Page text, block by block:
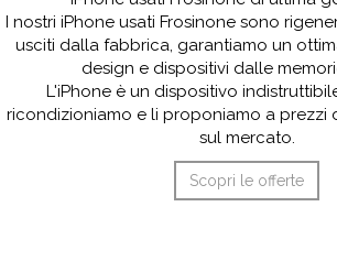
I nostri iPhone usati Frosinone sono
usciti dalla fabbrica, garantiamo un
design e dispositivi dalle
L'iPhone è un dispositivo
ricondizioniamo e li proponiamo a prezzi
sul mercato.
Scopri le offerte